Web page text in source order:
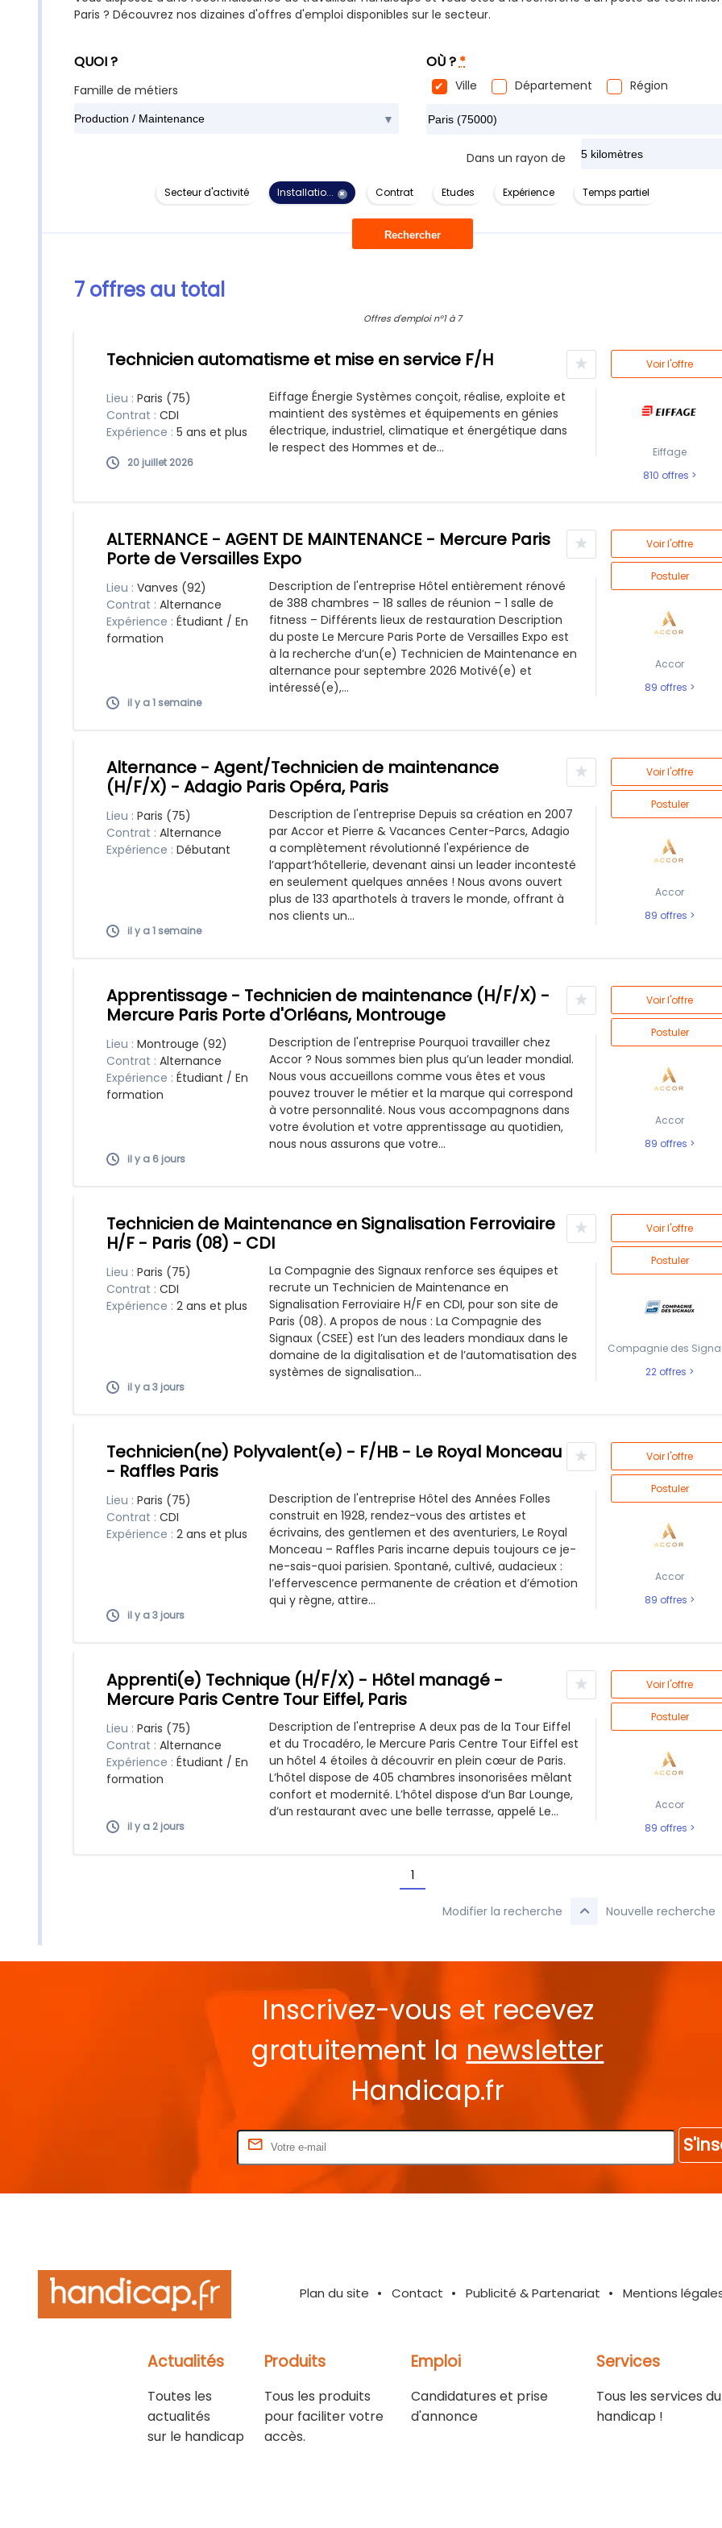
Paris ? Découvrez nos dizaines d'offres d'emploi disponibles sur le secteur.
QUOI ?
Famille de métiers
OÙ ?*
Ville Département
Région
Dans un rayon de
Secteur d'activité Installatio... ✖ Contrat Etudes Expérience Temps partiel
7 offres au total
Offres d'emploi n°1 à 7
Technicien automatisme et mise en service F/H ★
Lieu : Paris (75)
Contrat : CDI
Expérience : 5 ans et plus
Eiffage Énergie Systèmes conçoit, réalise, exploite et
maintient des systèmes et équipements en génies
électrique, industriel, climatique et énergétique dans
le respect des Hommes et de...
20 juillet 2026
Voir l'offre
Eiffage
810 offres
ALTERNANCE - AGENT DE MAINTENANCE - Mercure Paris
Porte de Versailles Expo
★
Lieu : Vanves (92)
Contrat : Alternance
Expérience : Étudiant / En
formation
Description de l'entreprise Hôtel entièrement rénové
de 388 chambres – 18 salles de réunion – 1 salle de
fitness – Différents lieux de restauration Description
du poste Le Mercure Paris Porte de Versailles Expo est
à la recherche d’un(e) Technicien de Maintenance en
alternance pour septembre 2026 Motivé(e) et
intéressé(e),...
il y a 1 semaine
Voir l'offre
Postuler
Accor
89 offres
Alternance - Agent/Technicien de maintenance
(H/F/X) - Adagio Paris Opéra, Paris
★
Lieu : Paris (75)
Contrat : Alternance
Expérience : Débutant
Description de l'entreprise Depuis sa création en 2007
par Accor et Pierre & Vacances Center-Parcs, Adagio
a complètement révolutionné l'expérience de
l’appart’hôtellerie, devenant ainsi un leader incontesté
en seulement quelques années ! Nous avons ouvert
plus de 133 aparthotels à travers le monde, offrant à
nos clients un...
il y a 1 semaine
Voir l'offre
Postuler
Accor
89 offres
Apprentissage - Technicien de maintenance (H/F/X) -
Mercure Paris Porte d'Orléans, Montrouge
★
Lieu : Montrouge (92)
Contrat : Alternance
Expérience : Étudiant / En
formation
Description de l'entreprise Pourquoi travailler chez
Accor ? Nous sommes bien plus qu’un leader mondial.
Nous vous accueillons comme vous êtes et vous
pouvez trouver le métier et la marque qui correspond
à votre personnalité. Nous vous accompagnons dans
votre évolution et votre apprentissage au quotidien,
nous nous assurons que votre...
il y a 6 jours
Voir l'offre
Postuler
Accor
89 offres
Technicien de Maintenance en Signalisation Ferroviaire
H/F - Paris (08) - CDI
★
Lieu : Paris (75)
Contrat : CDI
Expérience : 2 ans et plus
La Compagnie des Signaux renforce ses équipes et
recrute un Technicien de Maintenance en
Signalisation Ferroviaire H/F en CDI, pour son site de
Paris (08). A propos de nous : La Compagnie des
Signaux (CSEE) est l’un des leaders mondiaux dans le
domaine de la digitalisation et de l’automatisation des
systèmes de signalisation...
il y a 3 jours
Voir l'offre
Postuler
Compagnie des
22 offres
Technicien(ne) Polyvalent(e) - F/HB - Le Royal Monceau
- Raffles Paris
★
Lieu : Paris (75)
Contrat : CDI
Expérience : 2 ans et plus
Description de l'entreprise Hôtel des Années Folles
construit en 1928, rendez-vous des artistes et
écrivains, des gentlemen et des aventuriers, Le Royal
Monceau – Raffles Paris incarne depuis toujours ce je-
ne-sais-quoi parisien. Spontané, cultivé, audacieux :
l’effervescence permanente de création et d’émotion
qui y règne, attire...
il y a 3 jours
Voir l'offre
Postuler
Accor
89 offres
Apprenti(e) Technique (H/F/X) - Hôtel managé -
Mercure Paris Centre Tour Eiffel, Paris
★
Lieu : Paris (75)
Contrat : Alternance
Expérience : Étudiant / En
formation
Description de l'entreprise A deux pas de la Tour Eiffel
et du Trocadéro, le Mercure Paris Centre Tour Eiffel est
un hôtel 4 étoiles à découvrir en plein cœur de Paris.
L’hôtel dispose de 405 chambres insonorisées mêlant
confort et modernité. L’hôtel dispose d’un Bar Lounge,
d’un restaurant avec une belle terrasse, appelé Le...
il y a 2 jours
Voir l'offre
Postuler
Accor
89 offres
1
Modifier la recherche Nouvelle recherche
Inscrivez-vous et recevez
gratuitement la newsletter
Handicap.fr
Plan du site Contact Publicité & Partenariat Mentions
Actualités
Toutes les
actualités
sur le handicap
Produits
Tous les produits
pour faciliter votre
accès.
Emploi
Candidatures et prise
d'annonce
Services
Tous les services du
handicap !